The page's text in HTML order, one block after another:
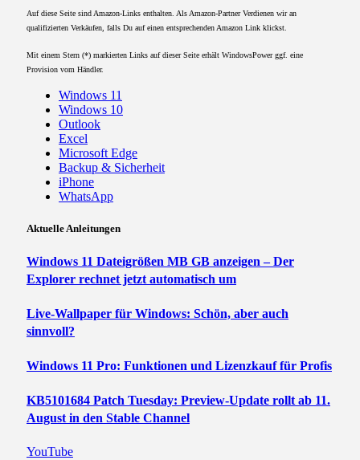
Auf diese Seite sind Amazon-Links enthalten. Als Amazon-Partner Verdienen wir an
qualifizierten Verkäufen, falls Du auf einen entsprechenden Amazon Link klickst.
Mit einem Stern (*) markierten Links auf dieser Seite erhält WindowsPower ggf. eine
Provision vom Händler.
Windows 11
Windows 10
Outlook
Excel
Microsoft Edge
Backup & Sicherheit
iPhone
WhatsApp
Aktuelle Anleitungen
Windows 11 Dateigrößen MB GB anzeigen – Der
Explorer rechnet jetzt automatisch um
Live-Wallpaper für Windows: Schön, aber auch
sinnvoll?
Windows 11 Pro: Funktionen und Lizenzkauf für Profis
KB5101684 Patch Tuesday: Preview-Update rollt ab 11.
August in den Stable Channel
YouTube